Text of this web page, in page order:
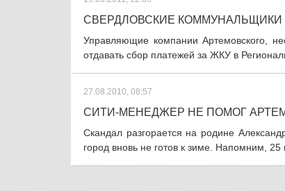
СВЕРДЛОВСКИЕ
Управляющие компании Артемовского,
отдавать сбор платежей за ЖКУ в
27.08.2010, 08:57
СИТИ-МЕНЕДЖЕР НЕ ПОМОГ
Скандал разгорается на родине
город вновь не готов к зиме. Напомним, 25